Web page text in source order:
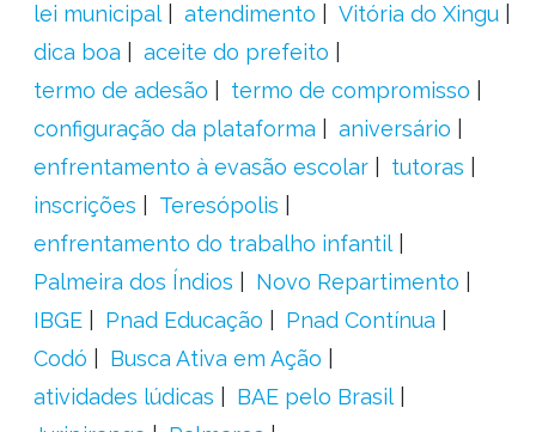
lei municipal
atendimento
Vitória do Xingu
dica boa
aceite do prefeito
termo de adesão
termo de compromisso
configuração da plataforma
aniversário
enfrentamento à evasão escolar
tutoras
inscrições
Teresópolis
enfrentamento do trabalho infantil
Palmeira dos Índios
Novo Repartimento
IBGE
Pnad Educação
Pnad Contínua
Codó
Busca Ativa em Ação
atividades lúdicas
BAE pelo Brasil